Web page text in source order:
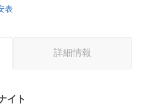
表
詳細情報
イト